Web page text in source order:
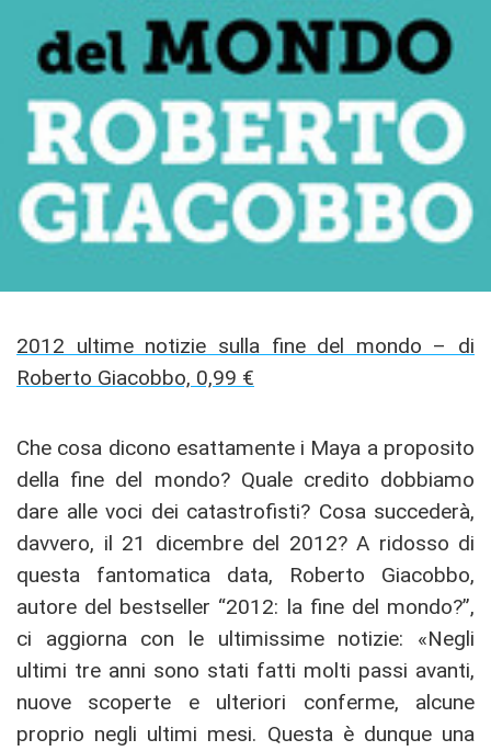
2012 ultime notizie sulla fine del mondo – di
Roberto Giacobbo, 0,99 €
Che cosa dicono esattamente i Maya a proposito
della fine del mondo? Quale credito dobbiamo
dare alle voci dei catastrofisti? Cosa succederà,
davvero, il 21 dicembre del 2012? A ridosso di
questa fantomatica data, Roberto Giacobbo,
autore del bestseller “2012: la fine del mondo?”,
ci aggiorna con le ultimissime notizie: «Negli
ultimi tre anni sono stati fatti molti passi avanti,
nuove scoperte e ulteriori conferme, alcune
proprio negli ultimi mesi. Questa è dunque una